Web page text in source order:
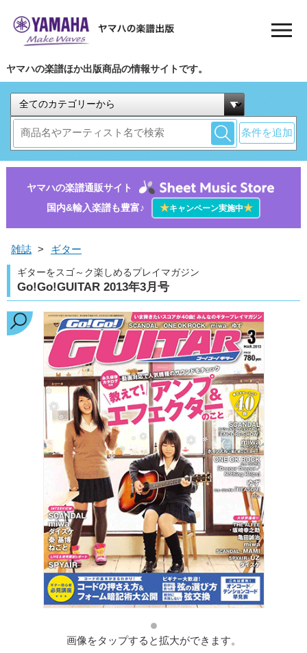
ヤマハの楽譜ほか出版商品の情報サイトです。
条件を追加
ヤマハの楽譜通販サイト
国内&輸入楽譜も豊富♪
★キャンペーン実施中★
雑誌 > ギター
ギターをスゴ～ク楽しめるプレイマガジン
Go!Go!GUITAR 2013年3月号
画像をタップすると拡大ができます。